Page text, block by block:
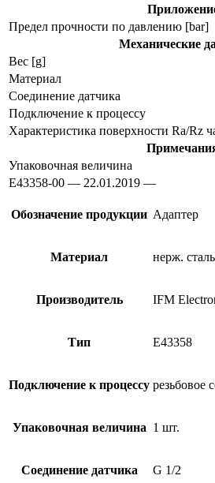
Предел прочности по давлению [bar]
Механические
Вес [g]
Материал
Соединение датчика
Подключение к процессу
Характеристика поверхности Ra/Rz
Упаковочная величина
E43358-00 — 22.01.2019 —
Обозначение продукции Адаптер
Материал нерж.
Производитель IFM
Тип E43358
Подключение к процессу резьбовое
Упаковочная величина 1 шт.
Соединение датчика G 1/2